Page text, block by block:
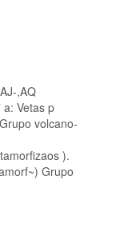
,AQ
Vetas p
volcano-
).
Grupo